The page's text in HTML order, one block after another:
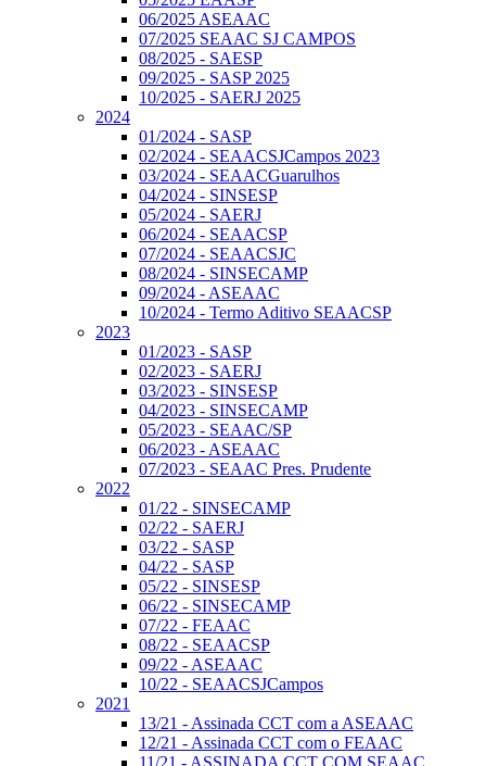
06/2025 ASEAAC
07/2025 SEAAC SJ CAMPOS
08/2025 - SAESP
09/2025 - SASP 2025
10/2025 - SAERJ 2025
2024
01/2024 - SASP
02/2024 - SEAACSJCampos 2023
03/2024 - SEAACGuarulhos
04/2024 - SINSESP
05/2024 - SAERJ
06/2024 - SEAACSP
07/2024 - SEAACSJC
08/2024 - SINSECAMP
09/2024 - ASEAAC
10/2024 - Termo Aditivo SEAACSP
2023
01/2023 - SASP
02/2023 - SAERJ
03/2023 - SINSESP
04/2023 - SINSECAMP
05/2023 - SEAAC/SP
06/2023 - ASEAAC
07/2023 - SEAAC Pres. Prudente
2022
01/22 - SINSECAMP
02/22 - SAERJ
03/22 - SASP
04/22 - SASP
05/22 - SINSESP
06/22 - SINSECAMP
07/22 - FEAAC
08/22 - SEAACSP
09/22 - ASEAAC
10/22 - SEAACSJCampos
2021
13/21 - Assinada CCT com a ASEAAC
12/21 - Assinada CCT com o FEAAC
11/21 - ASSINADA CCT COM SEAAC